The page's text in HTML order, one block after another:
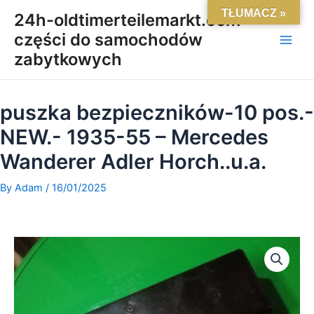
content
24h-oldtimerteilemarkt.com-
części do samochodów
zabytkowych
Main
puszka bezpieczników-10 pos.-
NEW.- 1935-55 – Mercedes
Wanderer Adler Horch..u.a.
By Adam / 16/01/2025
ilość
puszka
bezpieczników-
10
TŁUMACZ »